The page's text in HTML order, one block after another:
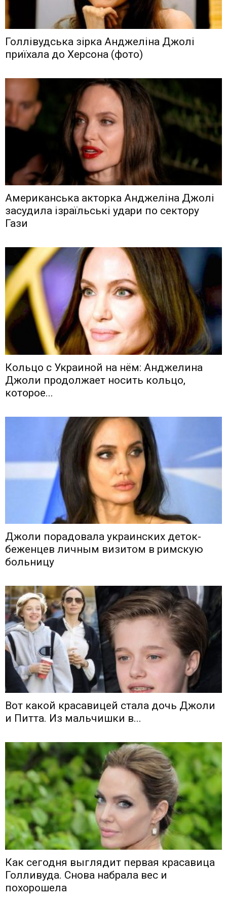
Голлівудська зірка Анджеліна Джолі
приїхала до Херсона (фото)
Американська акторка Анджеліна Джолі
засудила ізраїльські удари по сектору
Гази
Кольцо с Украиной на нём: Анджелина
Джоли продолжает носить кольцо,
которое...
Джоли порадовала украинских деток-
беженцев личным визитом в римскую
больницу
Вот какой красавицей стала дочь Джоли
и Питта. Из мальчишки в...
Как сегодня выглядит первая красавица
Голливуда. Снова набрала вес и
похорошела